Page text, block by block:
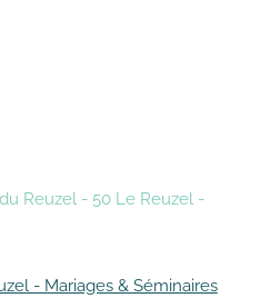
Reuzel - 50 Le Reuzel -
- Mariages & Séminaires